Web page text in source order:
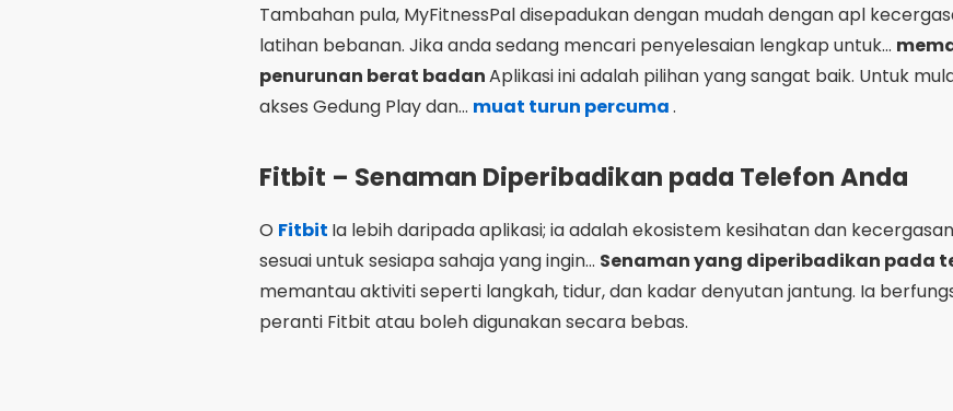
Tambahan pula, MyFitnessPal disepadukan dengan mudah dengan apl
latihan bebanan. Jika anda sedang mencari penyelesaian lengkap untuk...
penurunan berat badanAplikasi ini adalah pilihan yang sangat baik. Untuk
akses Gedung Play dan... muat turun percuma.
Fitbit – Senaman Diperibadikan pada Telefon Anda
O Fitbit Ia lebih daripada aplikasi; ia adalah ekosistem kesihatan dan
sesuai untuk sesiapa sahaja yang ingin... Senaman yang diperibadikan pada
memantau aktiviti seperti langkah, tidur, dan kadar denyutan jantung. Ia
peranti Fitbit atau boleh digunakan secara bebas.